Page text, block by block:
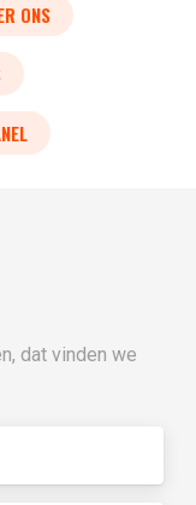
ONS
dat vinden we